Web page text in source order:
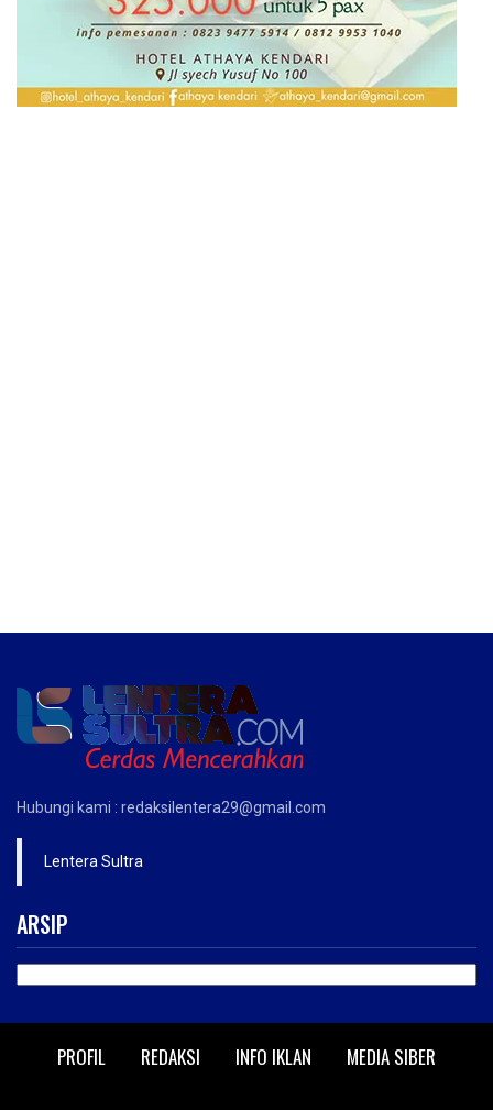
Hubungi kami : redaksilentera29@gmail.com
Lentera Sultra
ARSIP
PROFIL REDAKSI INFO IKLAN MEDIA SIBER